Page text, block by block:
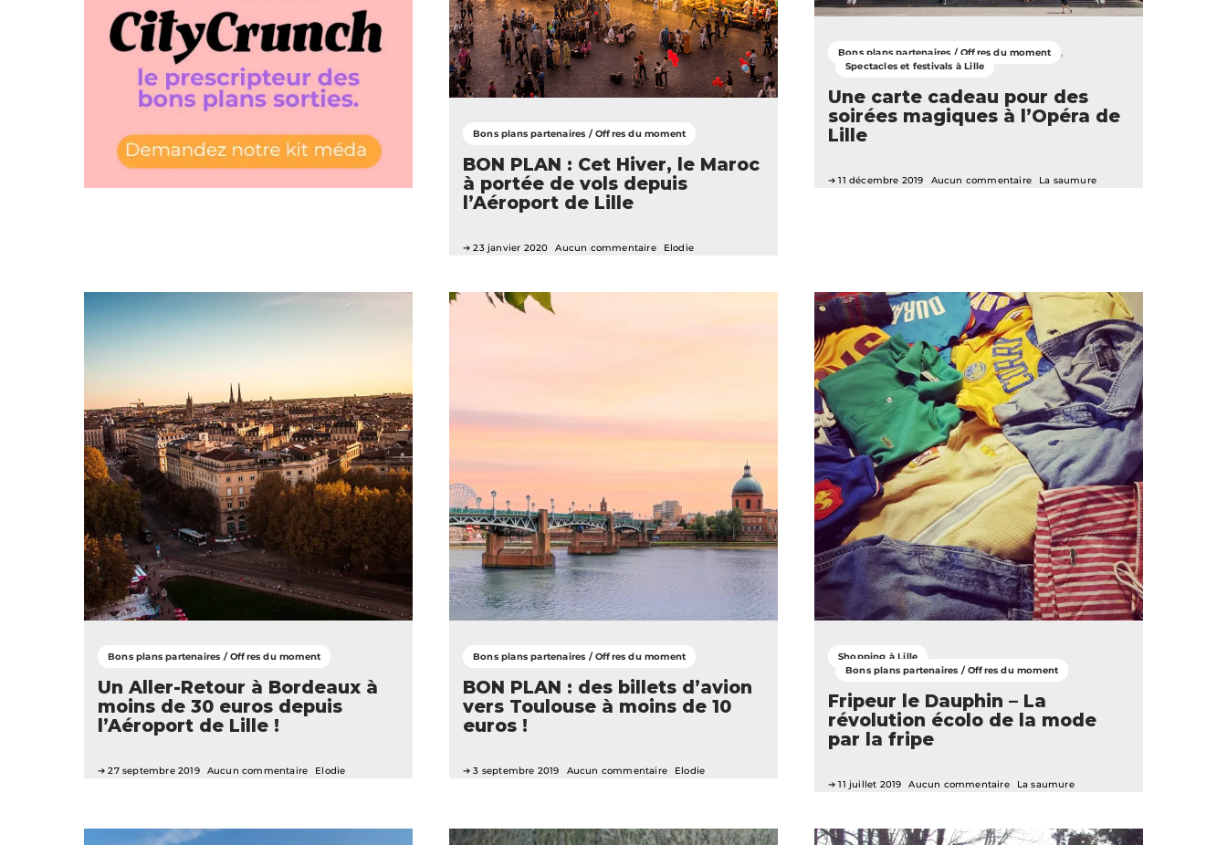
Bons plans partenaires / Offres du moment
BON PLAN : Cet Hiver, le Maroc
à portée de vols depuis
l’Aéroport de Lille
23 janvier 2020 Aucun commentaire Elodie
Bons plans partenaires / Offres du moment
Spectacles et festivals à Lille
Une carte cadeau pour des
soirées magiques à l’Opéra de
Lille
11 décembre 2019 Aucun commentaire La saumure
Bons plans partenaires / Offres du moment
Un Aller-Retour à Bordeaux à
moins de 30 euros depuis
l’Aéroport de Lille !
27 septembre 2019 Aucun commentaire Elodie
Bons plans partenaires / Offres du moment
BON PLAN : des billets d’avion
vers Toulouse à moins de 10
euros !
3 septembre 2019 Aucun commentaire Elodie
Shopping à Lille
Bons plans partenaires / Offres du moment
Fripeur le Dauphin – La
révolution écolo de la mode
par la fripe
11 juillet 2019 Aucun commentaire La saumure